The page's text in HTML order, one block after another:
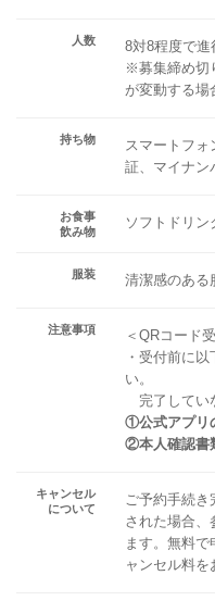
人数
8対8程度で進
※募集締め切
が変動する場
持ち物
スマートフ
証、マイナン
お食事
飲み物
ソフトドリン
服装 清潔感のある
注意事項
＜QRコード
・受付前に
い。
完了してい
①公式アプリ
②本人確認書
キャンセル
について
ご予約手続
された場合、
ます。無料
ャンセル料を